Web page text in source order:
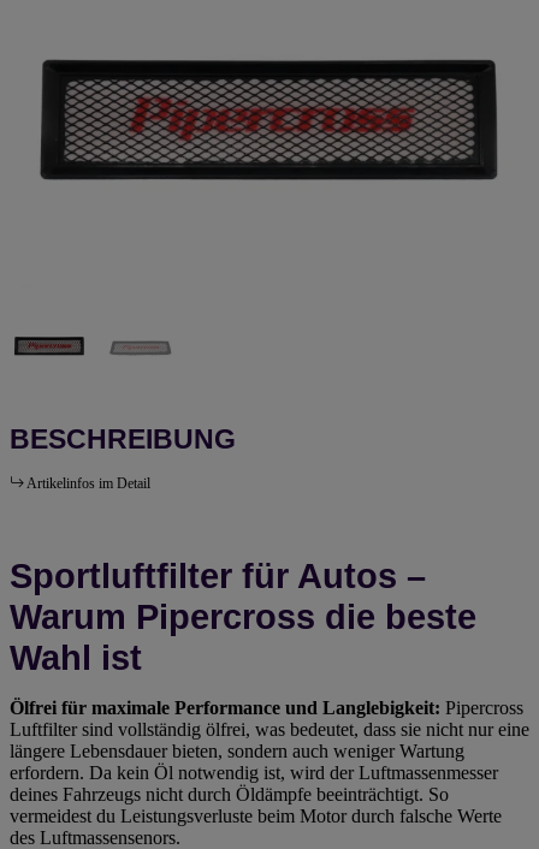
BESCHREIBUNG
Artikelinfos im Detail
Sportluftfilter für Autos –
Warum Pipercross die beste
Wahl ist
Ölfrei für maximale Performance und Langlebigkeit: Pipercross
Luftfilter sind vollständig ölfrei, was bedeutet, dass sie nicht nur eine
längere Lebensdauer bieten, sondern auch weniger Wartung
erfordern. Da kein Öl notwendig ist, wird der Luftmassenmesser
deines Fahrzeugs nicht durch Öldämpfe beeinträchtigt. So
vermeidest du Leistungsverluste beim Motor durch falsche Werte
des Luftmassensenors.